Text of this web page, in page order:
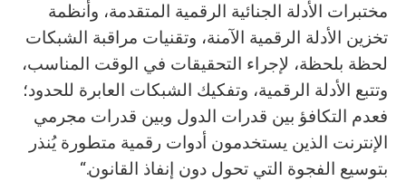
مختبرات الأدلة الجنائية الرقمية المتقدمة، وأنظمة
تخزين الأدلة الرقمية الآمنة، وتقنيات مراقبة الشبكات
لحظة بلحظة، لإجراء التحقيقات في الوقت المناسب،
وتتبع الأدلة الرقمية، وتفكيك الشبكات العابرة للحدود؛
فعدم التكافؤ بين قدرات الدول وبين قدرات مجرمي
الإنترنت الذين يستخدمون أدوات رقمية متطورة يُنذر
بتوسيع الفجوة التي تحول دون إنفاذ القانون.“